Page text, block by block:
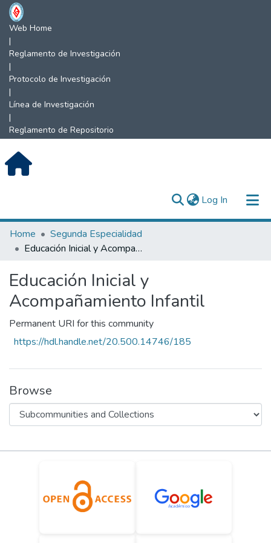
Web Home
|
Reglamento de Investigación
|
Protocolo de Investigación
|
Línea de Investigación
|
Reglamento de Repositorio
Log In (current)
Communities & Collections
All of DSpace
Statistics
Home
Segunda Especialidad
Educación Inicial y Acompañamiento Infantil
Educación Inicial y
Acompañamiento Infantil
Permanent URI for this community
https://hdl.handle.net/20.500.14746/185
Browse